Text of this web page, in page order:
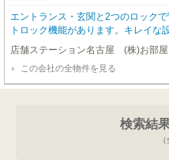
エントランス・玄関と2つのロック
トロック機能があります。キレイな
駅にアクセス可能な、魅力的な駅近
店舗ステーション名古屋 (株)お部屋
この会社の全物件を見る
検索結